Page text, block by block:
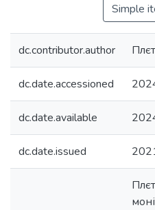
Simple
dc.contributor.author
dc.date.accessioned
dc.date.available
dc.date.issued